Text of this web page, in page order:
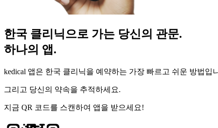
한국 클리닉으로 가는 당신의 관문.
하나의 앱.
kedical 앱은 한국 클리닉을 예약하는 가장 빠르고 쉬운 방법입
그리고 당신의 약속을 추적하세요.
지금 QR 코드를 스캔하여 앱을 받으세요!